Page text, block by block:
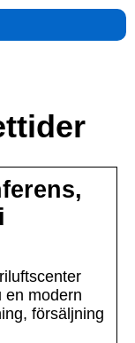
en modern
försäljning